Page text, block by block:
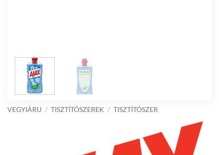
VEGYIÁRU / TISZTÍTÓSZEREK / TISZTÍTÓSZER